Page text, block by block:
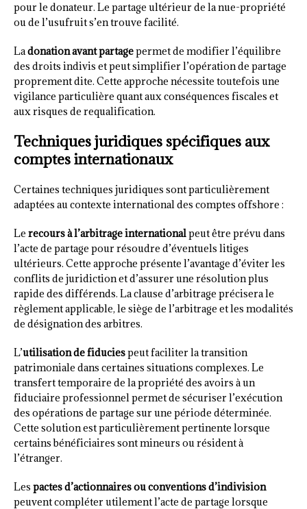
pour le donateur. Le partage ultérieur de la nue-propriété
ou de l’usufruit s’en trouve facilité.
Ladonation avant partagepermet de modifier l’équilibre
des droits indivis et peut simplifier l’opération de partage
proprement dite. Cette approche nécessite toutefois une
vigilance particulière quant aux conséquences fiscales et
aux risques de requalification.
Techniques juridiques spécifiques aux
comptes internationaux
Certaines techniques juridiques sont particulièrement
adaptées au contexte international des comptes offshore :
Le recours à l’arbitrage internationalpeut être prévu dans
l’acte de partage pour résoudre d’éventuels litiges
ultérieurs. Cette approche présente l’avantage d’éviter les
conflits de juridiction et d’assurer une résolution plus
rapide des différends. La clause d’arbitrage précisera le
règlement applicable, le siège de l’arbitrage et les modalités
de désignation des arbitres.
L’utilisation de fiduciespeut faciliter la transition
patrimoniale dans certaines situations complexes. Le
transfert temporaire de la propriété des avoirs à un
fiduciaire professionnel permet de sécuriser l’exécution
des opérations de partage sur une période déterminée.
Cette solution est particulièrement pertinente lorsque
certains bénéficiaires sont mineurs ou résident à
l’étranger.
Les pactes d’actionnaires ou conventions d’indivision
peuvent compléter utilement l’acte de partage lorsque